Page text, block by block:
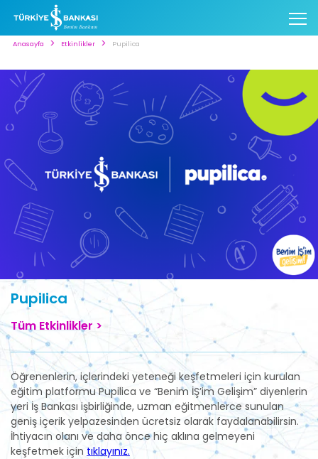
Anasayfa Etkinlikler Pupilica
Pupilica
Tüm Etkinlikler >
Öğrenenlerin, içlerindeki yeteneği keşfetmeleri için kurulan
eğitim platformu Pupilica ve “Benim İŞ’im Gelişim” diyenlerin
yeri İş Bankası işbirliğinde, uzman eğitmenlerce sunulan
geniş içerik yelpazesinden ücretsiz olarak faydalanabilirsin.
İhtiyacın olanı ve daha önce hiç aklına gelmeyeni
keşfetmek için tıklayınız.